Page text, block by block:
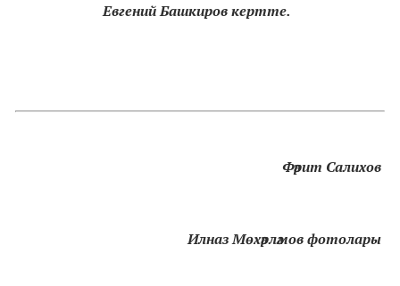
Евгений Башкиров кертте.
Фәрит Салихов
Илназ Мөхәрләмов фотолары